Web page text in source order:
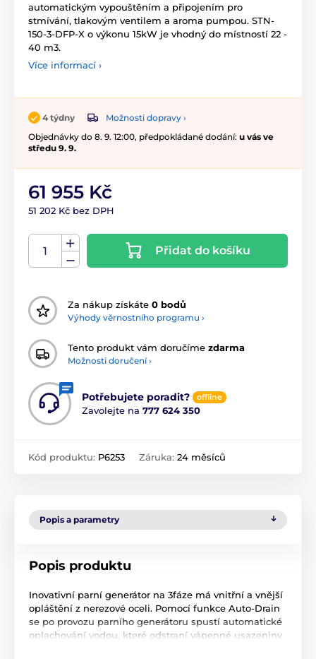
automatickým vypouštěním a připojením pro
stmívání, tlakovým ventilem a aroma pumpou. STN-
150-3-DFP-X o výkonu 15kW je vhodný do místností 22 -
40 m3.
Více informací ›
4 týdny
Možnosti dopravy ›
Objednávky do 8. 9. 12:00, předpokládané dodání: u vás ve
středu 9. 9.
61 955 Kč
51 202 Kč bez DPH
Přidat do košíku
Za nákup získáte 0 bodů
Výhody věrnostního programu ›
Tento produkt vám doručíme zdarma
Možnosti doručení ›
Potřebujete poradit? offline
Zavolejte na 777 624 350
Kód produktu: P6253 Záruka: 24 měsíců
Popis a parametry
Popis produktu
Inovativní parní generátor na 3fáze má vnitřní a vnější
opláštění z nerezové oceli. Pomocí funkce Auto-Drain
se po provozu parního generátoru spustí automatické
oplachování vodou, které odstraní vápenné usazeniny